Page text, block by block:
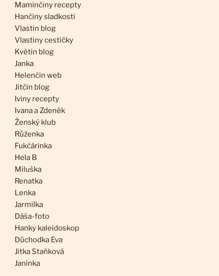
Maminčiny recepty
Hančiny sladkosti
Vlastin blog
Vlastiny cestičky
Květin blog
Janka
Helenčin web
Jitčin blog
Iviny recepty
Ivana a Zdeněk
Ženský klub
Růženka
Fukčárinka
Hela B
Miluška
Renatka
Lenka
Jarmilka
Dáša-foto
Hanky kaleidoskop
Důchodka Eva
Jitka Staňková
Janinka